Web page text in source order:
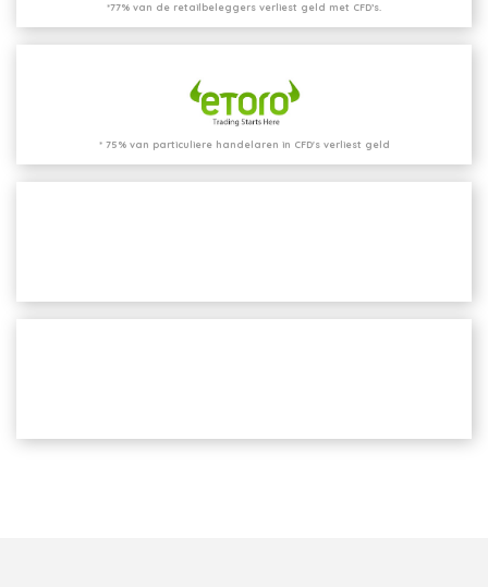
*77% van de retailbeleggers verliest geld met CFD’s.
* 75% van particuliere handelaren in CFD's verliest geld